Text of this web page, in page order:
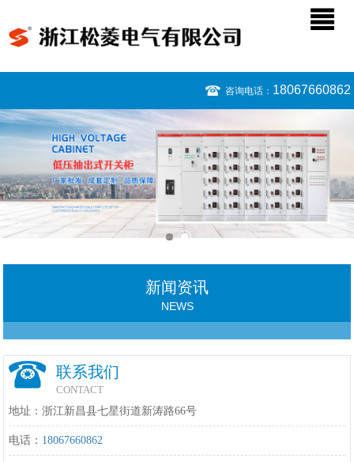
咨询电话： 18067660862
新闻资讯
NEWS
联系我们
CONTACT
地址：浙江新昌县七星街道新涛路66号
电话： 18067660862